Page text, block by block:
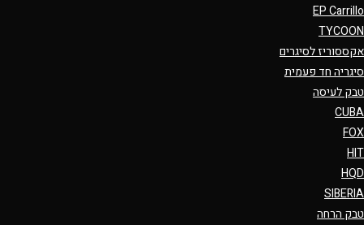
EP Carrillo
TYCOON
אקססוריז לסיגרים
סיגריה חד פעמית
טבק לעיסה
CUBA
FOX
HIT
HQD
SIBERIA
טבק הרחה